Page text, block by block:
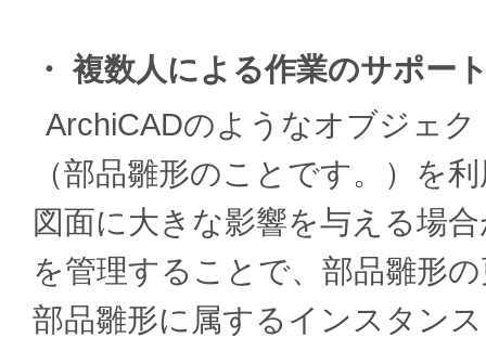
・ 複数人による作業のサポー
ArchiCADのようなオブジェ
（部品雛形のことです。）を
図面に大きな影響を与える場
を管理することで、部品雛形
部品雛形に属するインスタン